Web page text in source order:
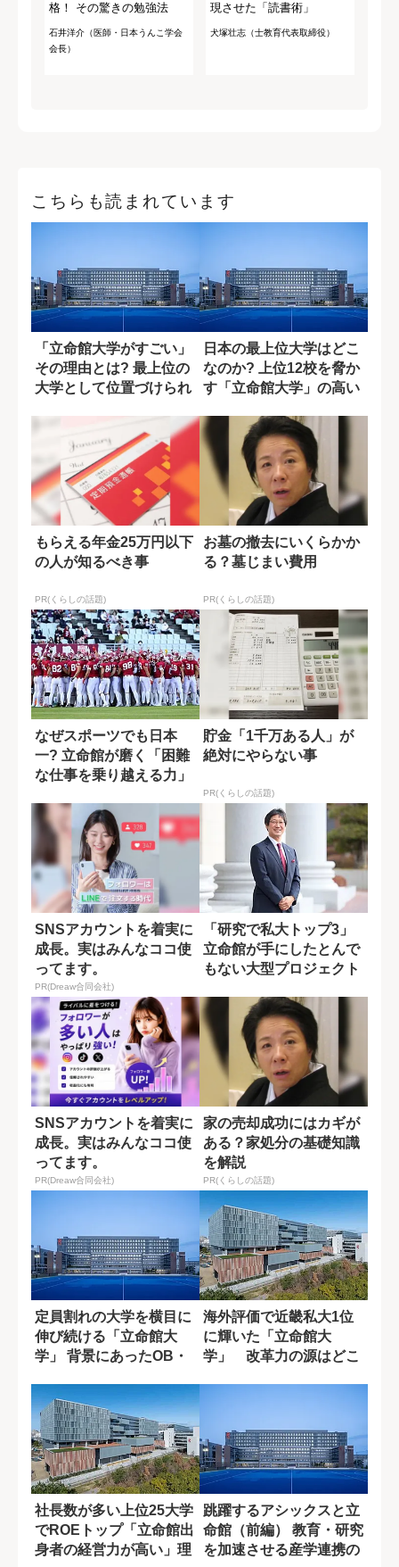
格！ その驚きの勉強法
石井洋介（医師・日本うんこ学会
会長）
現させた「読書術」
犬塚壮志（士教育代表取締役）
こちらも読まれています
「立命館大学がすごい」
その理由とは? 最上位の
大学として位置づけられ
日本の最上位大学はどこ
なのか? 上位12校を脅か
す「立命館大学」の高い
もらえる年金25万円以下
の人が知るべき事
PR(くらしの話題)
お墓の撤去にいくらかか
る？墓じまい費用
PR(くらしの話題)
なぜスポーツでも日本
一? 立命館が磨く「困難
な仕事を乗り越える力」
貯金「1千万ある人」が
絶対にやらない事
PR(くらしの話題)
SNSアカウントを着実に
成長。実はみんなココ使
ってます。
PR(Dreaw合同会社)
「研究で私大トップ3」
立命館が手にしたとんで
もない大型プロジェクト
SNSアカウントを着実に
成長。実はみんなココ使
ってます。
PR(Dreaw合同会社)
家の売却成功にはカギが
ある？家処分の基礎知識
を解説
PR(くらしの話題)
定員割れの大学を横目に
伸び続ける「立命館大
学」 背景にあったOB・
海外評価で近畿私大1位
に輝いた「立命館大
学」 改革力の源はどこ
社長数が多い上位25大学
でROEトップ「立命館出
身者の経営力が高い」理
跳躍するアシックスと立
命館（前編） 教育・研究
を加速させる産学連携の